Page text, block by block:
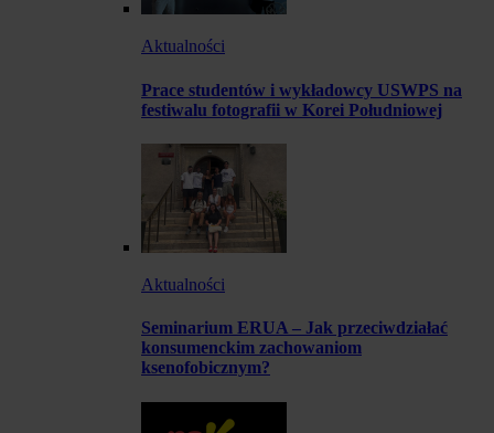
Aktualności
Prace studentów i wykładowcy USWPS na
festiwalu fotografii w Korei Południowej
Aktualności
Seminarium ERUA – Jak przeciwdziałać
konsumenckim zachowaniom
ksenofobicznym?